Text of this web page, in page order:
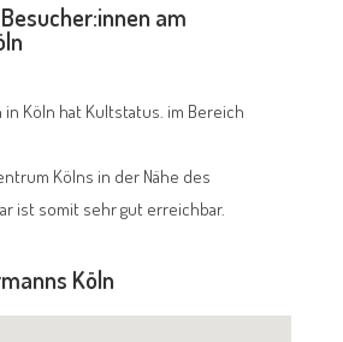
am
in Köln hat Kultstatus. im Bereich
Kölns in der Nähe des
ist somit sehr gut erreichbar.
Köln